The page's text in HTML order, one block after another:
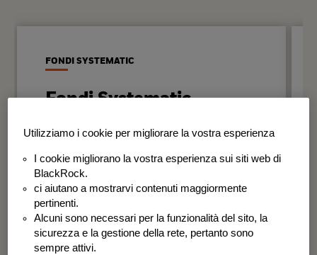
FONDI SYSTEMATIC
Fondi Systematic
Strategie quantitative basate sui dati
disciplinato e coerente nel tempo.
BSF Systematic World Equity Fund
BGF Systematic Global Equity High
Income Fund
Utilizziamo i cookie per migliorare la vostra esperienza
I cookie migliorano la vostra esperienza sui siti web di
BlackRock.
ci aiutano a mostrarvi contenuti maggiormente
pertinenti.
Alcuni sono necessari per la funzionalità del sito, la
sicurezza e la gestione della rete, pertanto sono
sempre attivi.